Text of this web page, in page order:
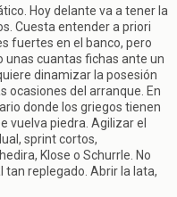
Hoy delante va a tener la
Cuesta entender a priori
fuertes en el banco, pero
unas cuantas fichas ante un
dinamizar la posesión
ocasiones del arranque. En
donde los griegos tienen
vuelva piedra. Agilizar el
sprint cortos,
Klose o Schurrle. No
replegado. Abrir la lata,